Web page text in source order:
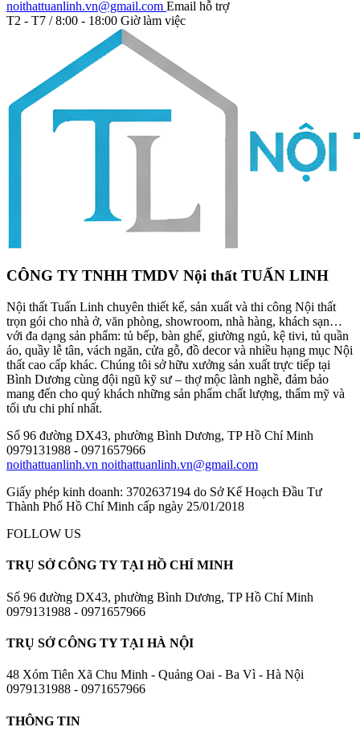
noithattuanlinh.vn@gmail.com Email hỗ trợ
T2 - T7 / 8:00 - 18:00 Giờ làm việc
CÔNG TY TNHH TMDV Nội thất TUẤN LINH
Nội thất Tuấn Linh chuyên thiết kế, sản xuất và thi công Nội thất
trọn gói cho nhà ở, văn phòng, showroom, nhà hàng, khách sạn…
với đa dạng sản phẩm: tủ bếp, bàn ghế, giường ngủ, kệ tivi, tủ quần
áo, quầy lễ tân, vách ngăn, cửa gỗ, đồ decor và nhiều hạng mục Nội
thất cao cấp khác. Chúng tôi sở hữu xưởng sản xuất trực tiếp tại
Bình Dương cùng đội ngũ kỹ sư – thợ mộc lành nghề, đảm bảo
mang đến cho quý khách những sản phẩm chất lượng, thẩm mỹ và
tối ưu chi phí nhất.
Số 96 đường DX43, phường Bình Dương, TP Hồ Chí Minh
0979131988 - 0971657966
noithattuanlinh.vn noithattuanlinh.vn@gmail.com
Giấy phép kinh doanh: 3702637194 do Sở Kế Hoạch Đầu Tư
Thành Phố Hồ Chí Minh cấp ngày 25/01/2018
FOLLOW US
TRỤ SỞ CÔNG TY TẠI HỒ CHÍ MINH
Số 96 đường DX43, phường Bình Dương, TP Hồ Chí Minh
0979131988 - 0971657966
TRỤ SỞ CÔNG TY TẠI HÀ NỘI
48 Xóm Tiên Xã Chu Minh - Quảng Oai - Ba Vì - Hà Nội
0979131988 - 0971657966
THÔNG TIN